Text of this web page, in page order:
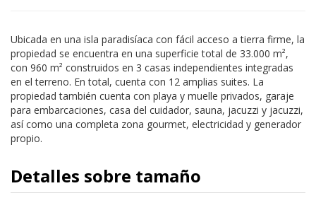
Ubicada en una isla paradisíaca con fácil acceso a tierra firme, la
propiedad se encuentra en una superficie total de 33.000 m²,
con 960 m² construidos en 3 casas independientes integradas
en el terreno. En total, cuenta con 12 amplias suites. La
propiedad también cuenta con playa y muelle privados, garaje
para embarcaciones, casa del cuidador, sauna, jacuzzi y jacuzzi,
así como una completa zona gourmet, electricidad y generador
propio.
Detalles sobre tamaño